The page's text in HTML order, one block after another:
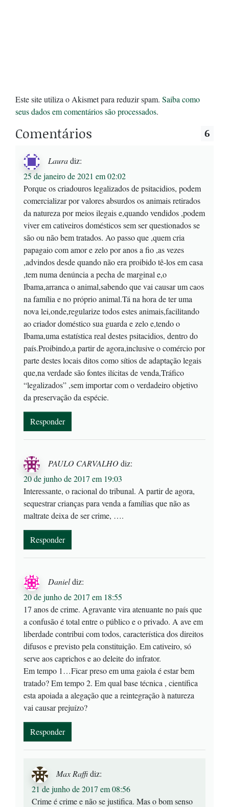
Este site utiliza o Akismet para reduzir spam. Saiba como
seus dados em comentários são processados.
Comentários 6
Lauradiz:
25 de janeiro de 2021 em 02:02
Porque os criadouros legalizados de psitacidios, podem
comercializar por valores absurdos os animais retirados
da natureza por meios ilegais e,quando vendidos ,podem
viver em cativeiros domésticos sem ser questionados se
são ou não bem tratados. Ao passo que ,quem cria
papagaio com amor e zelo por anos a fio ,as vezes
,advindos desde quando não era proibido tê-los em casa
,tem numa denúncia a pecha de marginal e,o
Ibama,arranca o animal,sabendo que vai causar um caos
na família e no próprio animal.Tá na hora de ter uma
nova lei,onde,regularize todos estes animais,facilitando
ao criador doméstico sua guarda e zelo e,tendo o
Ibama,uma estatística real destes psitacidios, dentro do
país.Proibindo,a partir de agora,inclusive o comércio por
parte destes locais ditos como sítios de adaptação legais
que,na verdade são fontes ilícitas de venda,Tráfico
“legalizados” ,sem importar com o verdadeiro objetivo
da preservação da espécie.
Responder
PAULO CARVALHOdiz:
20 de junho de 2017 em 19:03
Interessante, o racional do tribunal. A partir de agora,
sequestrar crianças para venda a famílias que não as
maltrate deixa de ser crime, ….
Responder
Danieldiz:
20 de junho de 2017 em 18:55
17 anos de crime. Agravante vira atenuante no país que
a confusão é total entre o público e o privado. A ave em
liberdade contribui com todos, característica dos direitos
difusos e previsto pela constituição. Em cativeiro, só
serve aos caprichos e ao deleite do infrator.
Em tempo 1…Ficar preso em uma gaiola é estar bem
tratado? Em tempo 2. Em qual base técnica , científica
esta apoiada a alegação que a reintegração à natureza
vai causar prejuízo?
Responder
Max Raffidiz:
21 de junho de 2017 em 08:56
Crime é crime e não se justifica. Mas o bom senso